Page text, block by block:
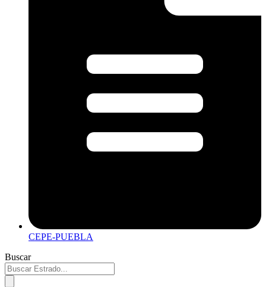
CEPE-PUEBLA
Buscar